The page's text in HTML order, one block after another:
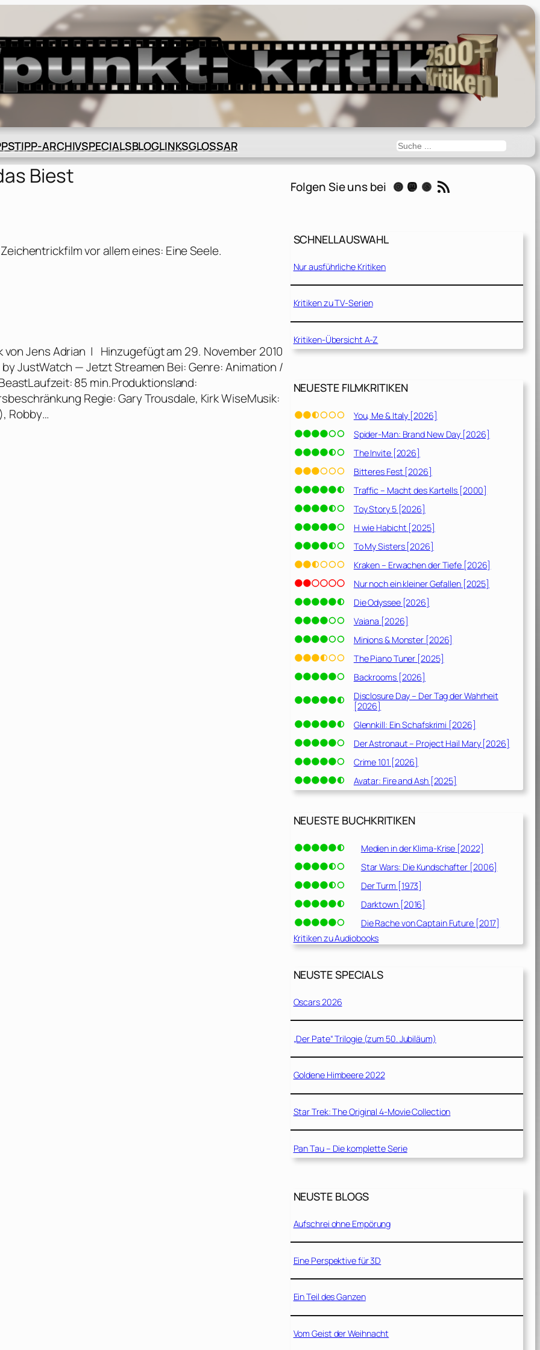
TIPP-ARCHIVSPECIALSBLOGLINKSGLOSSAR Suchen
Biest
vor allem eines: Eine Seele.
Jens Adrian | Hinzugefügt am 29. November 2010
JustWatch — Jetzt Streamen Bei: Genre: Animation /
85 min.Produktionsland:
Regie: Gary Trousdale, Kirk WiseMusik:
Robby…
Folgen Sie uns bei Instagram Mastodon Threads RSS-Feed
SCHNELLAUSWAHL
Nur ausführliche Kritiken
Kritiken zu TV-Serien
Kritiken-Übersicht A-Z
NEUESTE FILMKRITIKEN
You, Me & Italy [2026]
Spider-Man: Brand New Day [2026]
The Invite [2026]
Bitteres Fest [2026]
Traffic – Macht des Kartells [2000]
Toy Story 5 [2026]
H wie Habicht [2025]
To My Sisters [2026]
Kraken – Erwachen der Tiefe [2026]
Nur noch ein kleiner Gefallen [2025]
Die Odyssee [2026]
Vaiana [2026]
Minions & Monster [2026]
The Piano Tuner [2025]
Backrooms [2026]
Disclosure Day – Der Tag der Wahrheit
[2026]
Glennkill: Ein Schafskrimi [2026]
Der Astronaut – Project Hail Mary [2026]
Crime 101 [2026]
Avatar: Fire and Ash [2025]
NEUESTE BUCHKRITIKEN
Medien in der Klima-Krise [2022]
Star Wars: Die Kundschafter [2006]
Der Turm [1973]
Darktown [2016]
Die Rache von Captain Future [2017]
Kritiken zu Audiobooks
NEUSTE SPECIALS
Oscars 2026
„Der Pate“ Trilogie (zum 50. Jubiläum)
Goldene Himbeere 2022
Star Trek: The Original 4-Movie Collection
Pan Tau – Die komplette Serie
NEUSTE BLOGS
Aufschrei ohne Empörung
Eine Perspektive für 3D
Ein Teil des Ganzen
Vom Geist der Weihnacht